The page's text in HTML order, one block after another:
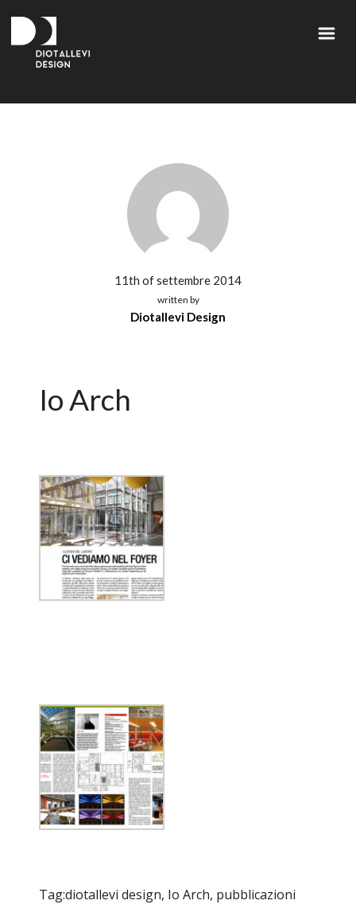
11th of settembre 2014
written by
Diotallevi Design
Io Arch
Tag:diotallevi design, Io Arch, pubblicazioni